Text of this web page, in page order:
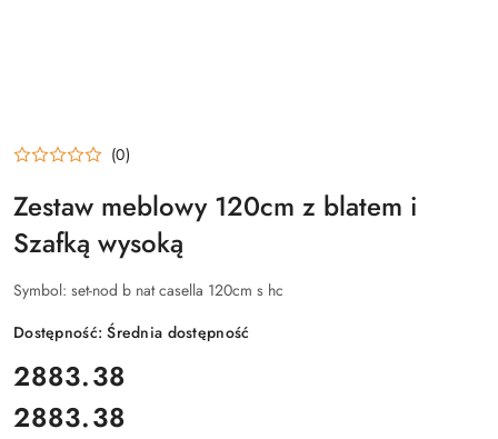
(0)
Zestaw meblowy 120cm z blatem i
Szafką wysoką
Symbol: set-nod b nat casella 120cm s hc
Dostępność:Średnia dostępność
cena:
2883.38
Cena:
2883.38